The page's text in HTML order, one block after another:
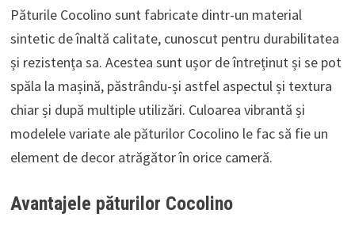
Păturile Cocolino sunt fabricate dintr-un material
sintetic de înaltă calitate, cunoscut pentru durabilitatea
și rezistența sa. Acestea sunt ușor de întreținut și se pot
spăla la mașină, păstrându-și astfel aspectul și textura
chiar și după multiple utilizări. Culoarea vibrantă și
modelele variate ale păturilor Cocolino le fac să fie un
element de decor atrăgător în orice cameră.
Avantajele păturilor Cocolino